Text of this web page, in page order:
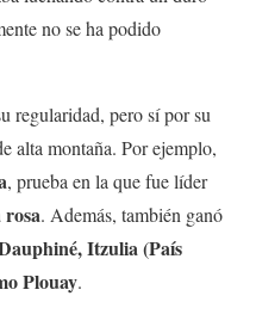
no se ha podido
regularidad, pero sí por su
alta montaña. Por ejemplo,
, prueba en la que fue líder
rosa. Además, también ganó
Itzulia (País
Plouay.